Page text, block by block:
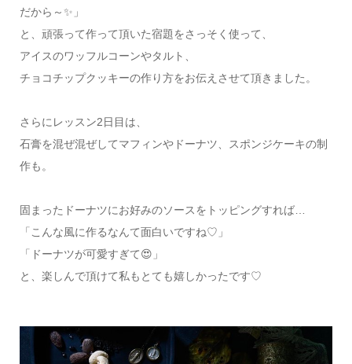
だから～✨」
と、頑張って作って頂いた宿題をさっそく使って、
アイスのワッフルコーンやタルト、
チョコチップクッキーの作り方をお伝えさせて頂きました。
さらにレッスン2日目は、
石膏を混ぜ混ぜしてマフィンやドーナツ、スポンジケーキの制
作も。
固まったドーナツにお好みのソースをトッピングすれば…
「こんな風に作るなんて面白いですね︎♡」
「ドーナツが可愛すぎて😍」
と、楽しんで頂けて私もとても嬉しかったです♡